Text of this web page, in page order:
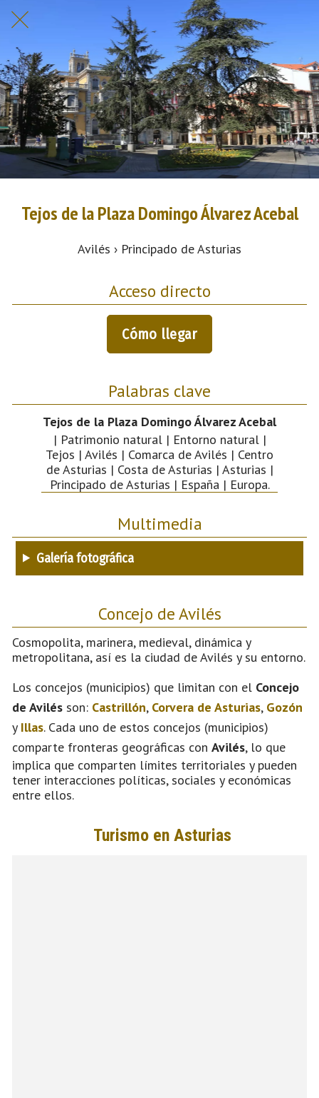
Tejos de la Plaza Domingo Álvarez Acebal
Avilés › Principado de Asturias
Acceso directo
Cómo llegar
Palabras clave
Tejos de la Plaza Domingo Álvarez Acebal
| Patrimonio natural | Entorno natural |
Tejos | Avilés | Comarca de Avilés | Centro
de Asturias | Costa de Asturias | Asturias |
Principado de Asturias | España | Europa.
Multimedia
Galería fotográfica
Concejo de Avilés
Cosmopolita, marinera, medieval, dinámica y
metropolitana, así es la ciudad de Avilés y su entorno.
Los concejos (municipios) que limitan con el Concejo
de Avilés son: Castrillón, Corvera de Asturias, Gozón
y Illas. Cada uno de estos concejos (municipios)
comparte fronteras geográficas con Avilés, lo que
implica que comparten límites territoriales y pueden
tener interacciones políticas, sociales y económicas
entre ellos.